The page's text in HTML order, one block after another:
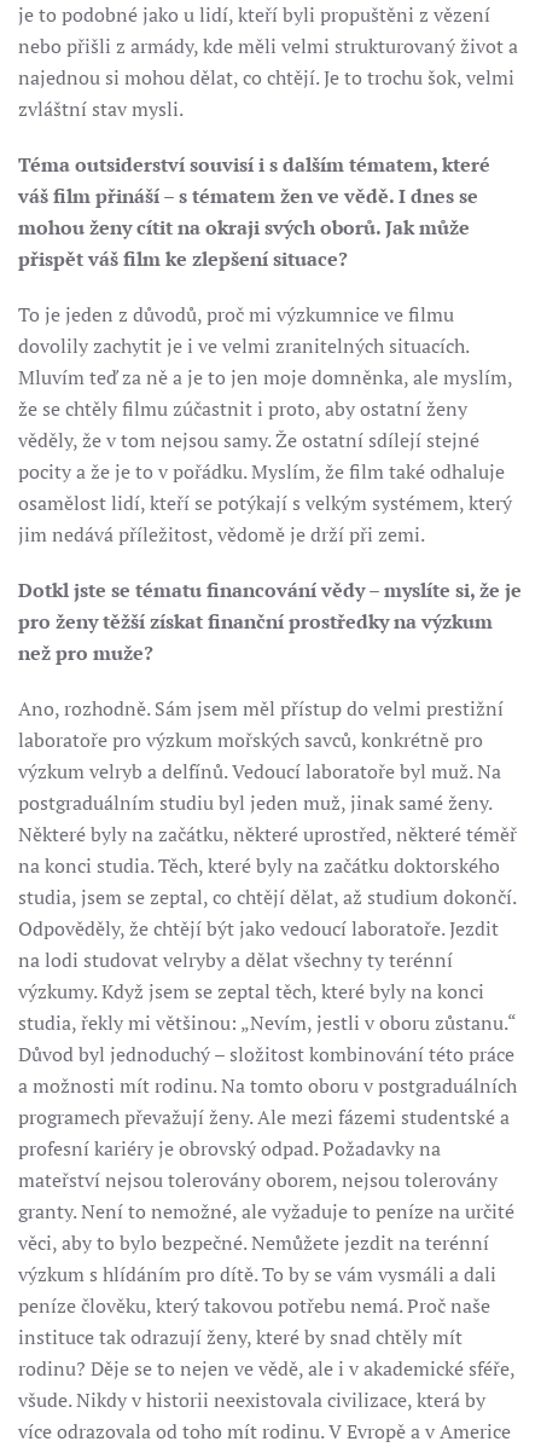
je to podobné jako u lidí, kteří byli propuštěni z vězení
nebo přišli z armády, kde měli velmi strukturovaný život a
najednou si mohou dělat, co chtějí. Je to trochu šok, velmi
zvláštní stav mysli.
Téma outsiderství souvisí i s dalším tématem, které
váš film přináší – s tématem žen ve vědě. I dnes se
mohou ženy cítit na okraji svých oborů. Jak může
přispět váš film ke zlepšení situace?
To je jeden z důvodů, proč mi výzkumnice ve filmu
dovolily zachytit je i ve velmi zranitelných situacích.
Mluvím teď za ně a je to jen moje domněnka, ale myslím,
že se chtěly filmu zúčastnit i proto, aby ostatní ženy
věděly, že v tom nejsou samy. Že ostatní sdílejí stejné
pocity a že je to v pořádku. Myslím, že film také odhaluje
osamělost lidí, kteří se potýkají s velkým systémem, který
jim nedává příležitost, vědomě je drží při zemi.
Dotkl jste se tématu financování vědy – myslíte si, že je
pro ženy těžší získat finanční prostředky na výzkum
než pro muže?
Ano, rozhodně. Sám jsem měl přístup do velmi prestižní
laboratoře pro výzkum mořských savců, konkrétně pro
výzkum velryb a delfínů. Vedoucí laboratoře byl muž. Na
postgraduálním studiu byl jeden muž, jinak samé ženy.
Některé byly na začátku, některé uprostřed, některé téměř
na konci studia. Těch, které byly na začátku doktorského
studia, jsem se zeptal, co chtějí dělat, až studium dokončí.
Odpověděly, že chtějí být jako vedoucí laboratoře. Jezdit
na lodi studovat velryby a dělat všechny ty terénní
výzkumy. Když jsem se zeptal těch, které byly na konci
studia, řekly mi většinou: „Nevím, jestli v oboru zůstanu.“
Důvod byl jednoduchý – složitost kombinování této práce
a možnosti mít rodinu. Na tomto oboru v postgraduálních
programech převažují ženy. Ale mezi fázemi studentské a
profesní kariéry je obrovský odpad. Požadavky na
mateřství nejsou tolerovány oborem, nejsou tolerovány
granty. Není to nemožné, ale vyžaduje to peníze na určité
věci, aby to bylo bezpečné. Nemůžete jezdit na terénní
výzkum s hlídáním pro dítě. To by se vám vysmáli a dali
peníze člověku, který takovou potřebu nemá. Proč naše
instituce tak odrazují ženy, které by snad chtěly mít
rodinu? Děje se to nejen ve vědě, ale i v akademické sféře,
všude. Nikdy v historii neexistovala civilizace, která by
více odrazovala od toho mít rodinu. V Evropě a v Americe